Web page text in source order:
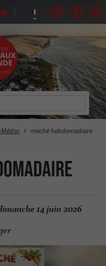
maché hebdomadaire
14 juin 2026